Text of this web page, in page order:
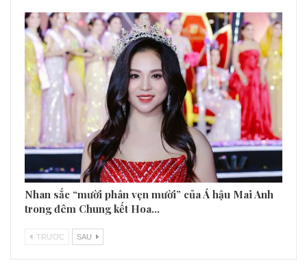
Nhan sắc “mười phân vẹn mười” của Á hậu Mai Anh
trong đêm Chung kết Hoa…
TRƯƠC SAU